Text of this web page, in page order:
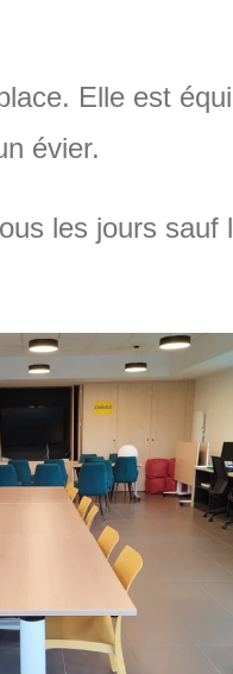
Elle est
évier.
les jours